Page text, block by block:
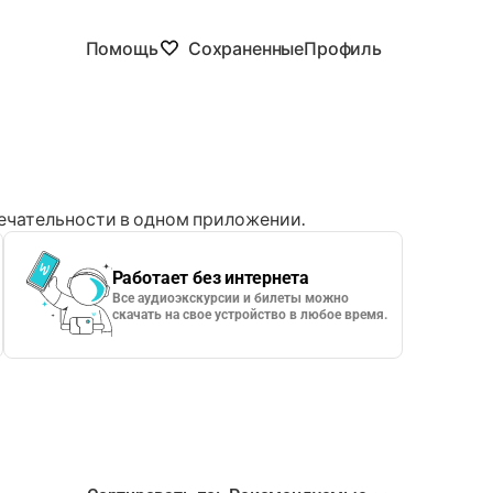
Помощь СохраненныеПрофиль
в одном приложении.
Работает без интернета
Все аудиоэкскурсии и билеты можно
скачать на свое устройство в любое время.